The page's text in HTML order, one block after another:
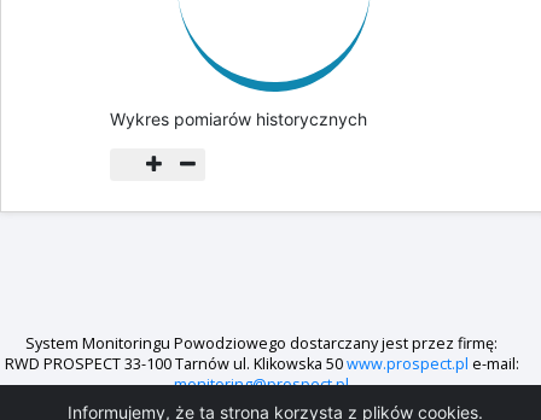
Informujemy, że ta strona korzysta z plików cookies.
Wykres pomiarów historycznych
System Monitoringu Powodziowego dostarczany jest przez firmę:
RWD PROSPECT 33-100 Tarnów ul. Klikowska 50www.prospect.pl e-mail:
monitoring@prospect.pl